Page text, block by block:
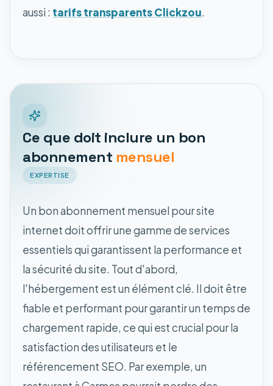
aussi : tarifs transparents Clickzou.
Ce que doit inclure un bon
abonnement mensuel
EXPERTISE
Un bon abonnement mensuel pour site
internet doit offrir une gamme de services
essentiels qui garantissent la performance et
la sécurité du site. Tout d'abord,
l'hébergement est un élément clé. Il doit être
fiable et performant pour garantir un temps de
chargement rapide, ce qui est crucial pour la
satisfaction des utilisateurs et le
référencement SEO. Par exemple, un